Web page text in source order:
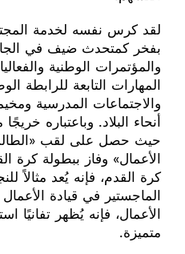
لقد كرس نفسه لخدمة
بفخر كمتحدث ضيف في
والمؤتمرات الوطنية
والاجتماعات المدرسية
أنحاء البلاد. وباعتباره
حيث حصل على لقب
الأعمال» وفاز ببطولة كرة
كرة القدم، فإنه يُعد مثالاً
الماجستير في قيادة
الأعمال، فإنه يُظهر تفانيًا
متميزة.